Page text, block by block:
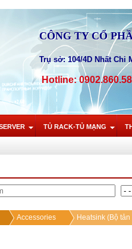
CÔNG TY CỔ
Trụ sở: 104/4D Nhất Chi
Hotline:
TỦ RACK-TỦ MẠNG
Accessories Heatsink (Bộ tản